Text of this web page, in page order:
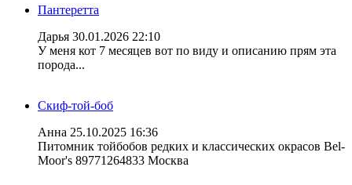
Пантеретта
Дарья 30.01.2026 22:10
У меня кот 7 месяцев вот по виду и описанию прям эта
порода...
Скиф-той-боб
Анна 25.10.2025 16:36
Питомник тойбобов редких и классических окрасов Bel-
Moor's 89771264833 Москва